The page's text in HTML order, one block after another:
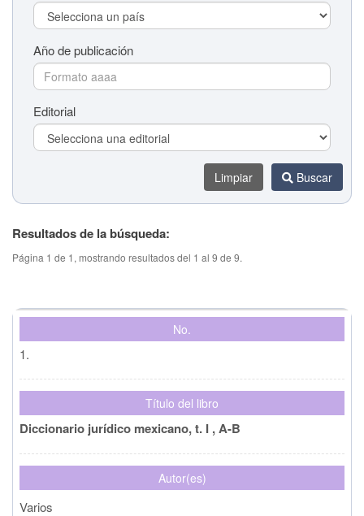
Año de publicación
Editorial
Limpiar Buscar
Título del tema (colaboración)
Colaborador(es)
Año de publicación
Editorial
Resultados de la búsqueda:
Página 1 de 1, mostrando resultados del 1 al 9 de 9.
No.
1.
Título del libro
Diccionario jurídico mexicano, t. I , A-B
Autor(es)
Varios